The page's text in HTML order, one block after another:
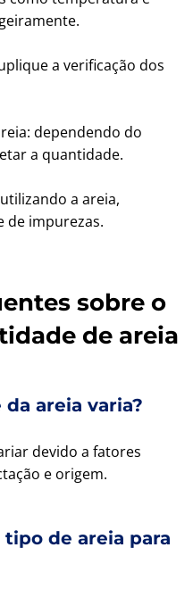
a verificação dos
dependendo do
a quantidade.
a areia,
de impurezas.
sobre o
de areia
areia varia?
devido a fatores
e origem.
de areia para